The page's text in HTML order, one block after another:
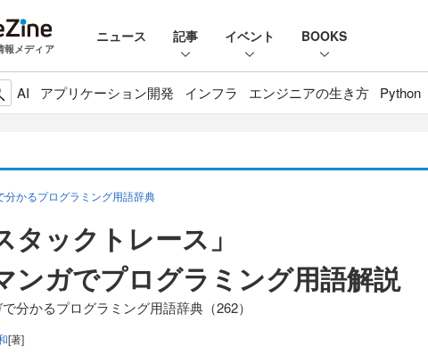
報メディア
ニュース 記事 イベント BOOKS
AI アプリケーション開発 インフラ エンジニアの生き方 Python
分かるプログラミング用語辞典
タックトレース」
ンガでプログラミング用語解説
分かるプログラミング用語辞典（262）
[著]